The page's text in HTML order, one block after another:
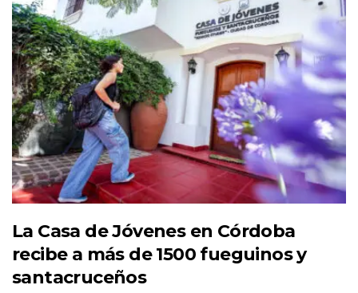
La Casa de Jóvenes en Córdoba
recibe a más de 1500 fueguinos y
santacruceños